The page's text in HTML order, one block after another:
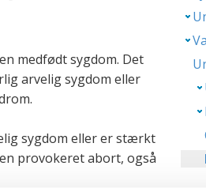
medfødt sygdom. Det
arvelig sygdom eller
sygdom eller er stærkt
provokeret abort, også